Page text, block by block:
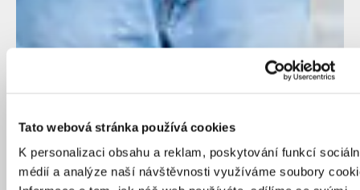
Tato webová stránka používá cookies
K personalizaci obsahu a reklam, poskytování funkcí
médií a analýze naší návštěvnosti využíváme soubory